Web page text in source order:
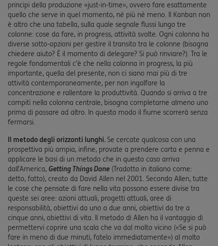
principi della produzione «just-in-time», ovvero fare esattamente
quello che serve in quel momento, né più né meno. Il Kanban non
è altro che una tabella, sulla quale segnale flussi lungo tre
colonne: cose da fare, in progress, attività svolte. Ogni colonna ha
diverse sotto-opzioni per gestire il transito tra le colonne (bisogna
chiedere aiuto? È il momento di delegare? Si può rinviare?). Tra le
regole fondamentali c’è che nella colonna in progress, la più
importante, quella del presente, non ci siano mai più di tre
attività contemporaneamente, per non ingolfare la
concentrazione e rallentare la produttività. Quando si arriva a tre
compiti nella colonna centrale, bisogna completarne almeno uno
prima di passare ad altro. In questo modo il fiume scorrerà senza
fermarsi.
Il metodo degli orizzonti lunghi. Se cercate qualcosa con una
prospettiva più ampia, infine, provate a prendere carta e penna e
applicare le basi di un metodo che in questo caso arriva
dall’America, Getting Things Done (Tradotto in italiano come:
detto, fatto), creato da David Allen nel 2001. Secondo Allen, tutte
le cose che pensate di fare nella vita possono essere divise tra
queste sei aree: azioni attuali, progetti attuali, aree di
responsabilità, obiettivi da uno a due anni, obiettivi da tre a
cinque anni, obiettivi di vita. Il metodo di Allen ha il vantaggio di
permettervi coprire una scala che va dal molto vicino («Se si può
fare in meno di due minuti, fatelo immediatamente») al molto